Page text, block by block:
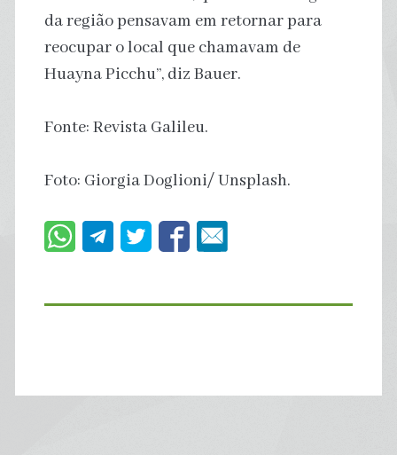
da região pensavam em retornar para
reocupar o local que chamavam de
Huayna Picchu”, diz Bauer.
Fonte: Revista Galileu.
Foto: Giorgia Doglioni/ Unsplash.